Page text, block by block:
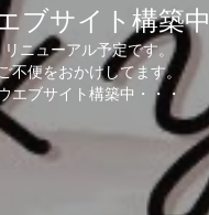
ブサイト構築中
リニューアル予定です。
不便をおかけしてます。
エブサイト構築中・・・